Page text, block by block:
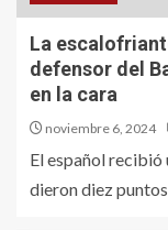
La
defensor del
en la cara
noviembre 6, 2024
El español recibió
dieron diez